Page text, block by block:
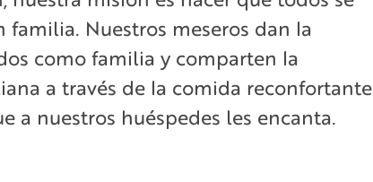
familia. Nuestros meseros dan la
como familia y comparten la
a través de la comida reconfortante
a nuestros huéspedes les encanta.